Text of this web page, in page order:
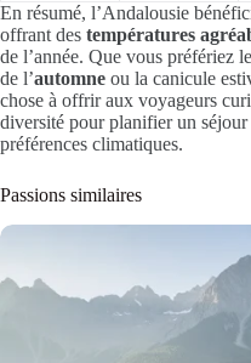
En résumé, l’Andalousie
offrant des températures
de l’année. Que vous préfériez
de l’automne ou la canicule
chose à offrir aux voyageurs
diversité pour planifier un
préférences climatiques.
Passions similaires